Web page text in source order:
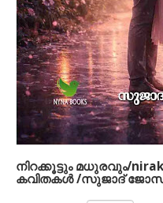
ചെല്ലുമ്പോള്‍ നമ്മെ
കാര്യം അവിടെ
ഒരു സത്യത്തിലേക്കാണ്
പുസ്തകത്തിലെ കഥകള്‍
നഗ്നവും
Pallikkunnan (About the
നിറക്കൂട്ടും മധുരവും/
കവിതകള്‍ /സുജാദ്